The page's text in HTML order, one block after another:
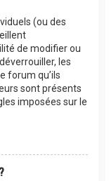
(ou des
de modifier ou
les
forum qu’ils
sont présents
imposées sur le